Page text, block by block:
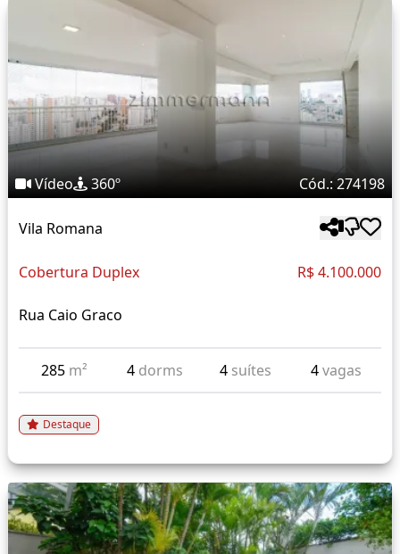
Vídeo 360º Cód.: 274198
Vila Romana
Cobertura Duplex R$ 4.100.000
Rua Caio Graco
285 m² 4 dorms 4 suítes 4vagas
Destaque